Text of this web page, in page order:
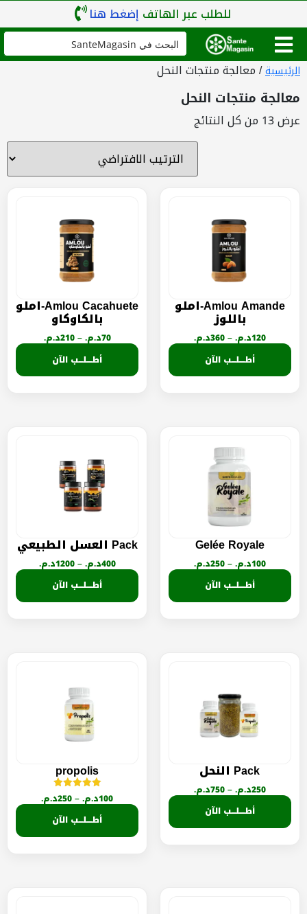
للطلب عبر الهاتف إضغط هنا
الرئيسية/ معالجة منتجات النحل
معالجة منتجات النحل
عرض ⁦13⁩ من كل النتائج
Amlou Amande-املو
باللوز
120د.م.–
360د.م.
أطــــلـــب الآن
Amlou Cacahuete-املو
بالكاوكاو
70د.م.–
210د.م.
أطــــلـــب الآن
Gelée Royale
100د.م.–
250د.م.
أطــــلـــب الآن
Pack العسل الطبيعي
400د.م.–
1200د.م.
أطــــلـــب الآن
Pack النحل
250د.م.–
750د.م.
أطــــلـــب الآن
propolis
تم التقييم
5.00
100د.م.–
250د.م.
أطــــلـــب الآن